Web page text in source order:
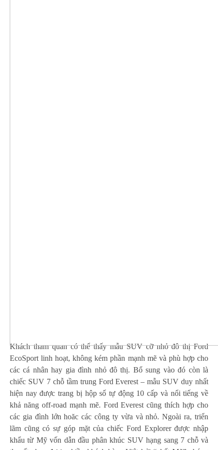
Khách tham quan có thể thấy mẫu SUV cỡ nhỏ đô thị Ford
EcoSport linh hoạt, không kém phần mạnh mẽ và phù hợp cho
các cá nhân hay gia đình nhỏ đô thị. Bổ sung vào đó còn là
chiếc SUV 7 chỗ tầm trung Ford Everest – mẫu SUV duy nhất
hiện nay được trang bị hộp số tự động 10 cấp và nổi tiếng về
khả năng off-road mạnh mẽ. Ford Everest cũng thích hợp cho
các gia đình lớn hoăc các công ty vừa và nhỏ. Ngoài ra, triển
lãm cũng có sự góp mặt của chiếc Ford Explorer được nhập
khẩu từ Mỹ vốn dẫn đầu phân khúc SUV hạng sang 7 chỗ và